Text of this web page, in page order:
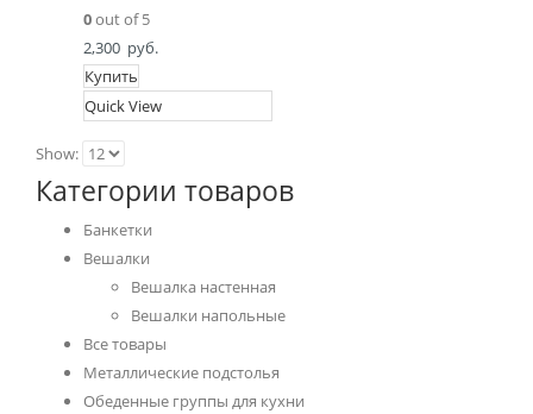
0out of 5
2,300 руб.
Купить
Quick View
Show:
Категории товаров
Банкетки
Вешалки
Вешалка настенная
Вешалки напольные
Все товары
Металлические подстолья
Обеденные группы для кухни